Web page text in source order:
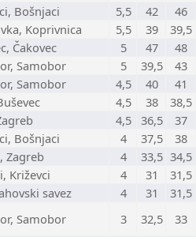
Bošnjaci 5,5 42 46
Koprivnica 5,5 39 39,5
Čakovec 5 47 48
Samobor 5 39,5 43
Samobor 4,5 40 41
4,5 38 38,5
4,5 36,5 37
Bošnjaci 4 37,5 38
Zagreb 4 33,5 34,5
Križevci 4 31 31,5
savez 4 31 31,5
Samobor 3 32,5 33